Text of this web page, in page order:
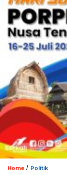
Home / Politik